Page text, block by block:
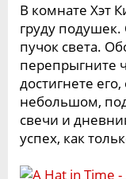
В комнате Хэт
груду
пучок света.
перепрыгните
достигнете
небольшом,
свечи и
успех, как